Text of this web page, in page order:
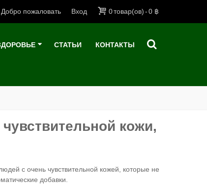
0товар(ов)-0 ฿
Добро пожаловать Вход
СТАТЬИ КОНТАКТЫ
кожи,
с очень чувствительной кожей, которые не
добавки.